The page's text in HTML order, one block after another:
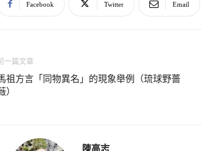
Facebook Twitter Email
一篇文章
祖方言「同物異名」的現象舉例（琉球野薔
）
陳高志